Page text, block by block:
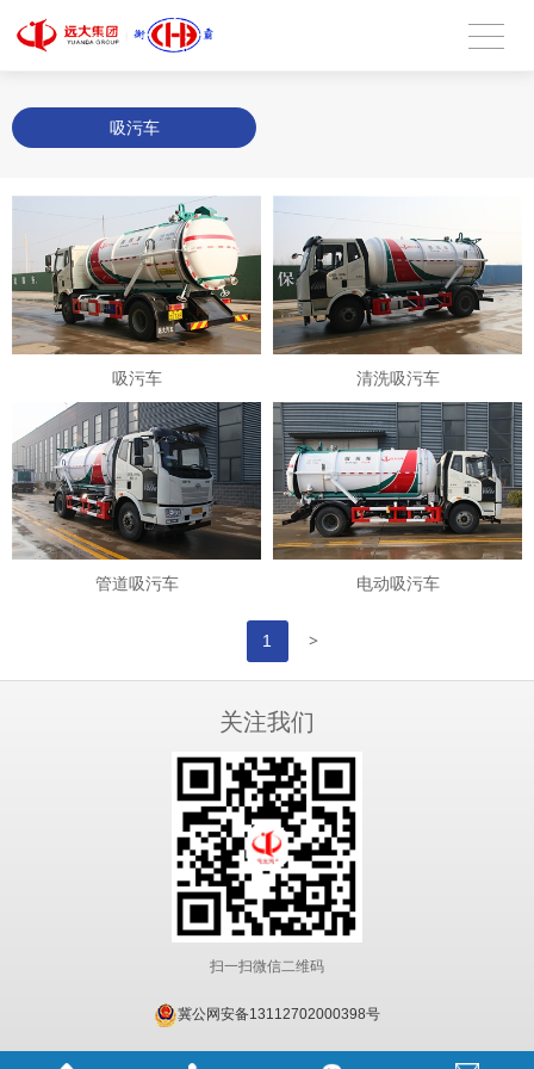
吸污车
吸污车 清洗吸污车
管道吸污车 电动吸污车
1 >
关注我们
扫一扫微信二维码
冀公网安备13112702000398号